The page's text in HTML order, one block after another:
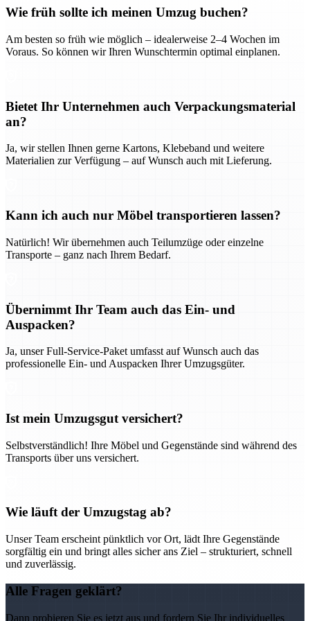
Wie früh sollte ich meinen Umzug buchen?
Am besten so früh wie möglich – idealerweise 2–4 Wochen im
Voraus. So können wir Ihren Wunschtermin optimal einplanen.
Bietet Ihr Unternehmen auch Verpackungsmaterial
an?
Ja, wir stellen Ihnen gerne Kartons, Klebeband und weitere
Materialien zur Verfügung – auf Wunsch auch mit Lieferung.
Kann ich auch nur Möbel transportieren lassen?
Natürlich! Wir übernehmen auch Teilumzüge oder einzelne
Transporte – ganz nach Ihrem Bedarf.
Übernimmt Ihr Team auch das Ein- und
Auspacken?
Ja, unser Full-Service-Paket umfasst auf Wunsch auch das
professionelle Ein- und Auspacken Ihrer Umzugsgüter.
Ist mein Umzugsgut versichert?
Selbstverständlich! Ihre Möbel und Gegenstände sind während des
Transports über uns versichert.
Wie läuft der Umzugstag ab?
Unser Team erscheint pünktlich vor Ort, lädt Ihre Gegenstände
sorgfältig ein und bringt alles sicher ans Ziel – strukturiert, schnell
und zuverlässig.
Alle Fragen geklärt?
Dann probieren Sie es jetzt aus und fordern Sie Ihr individuelles